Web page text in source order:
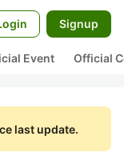
Signup
Event Official
last update.